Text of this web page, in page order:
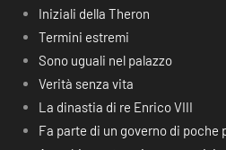
Iniziali della Theron
Termini estremi
Sono uguali nel palazzo
Verità senza vita
La dinastia di re Enrico VIII
Fa parte di un governo di poche